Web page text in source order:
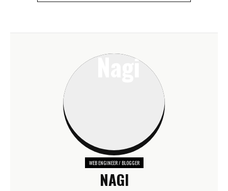
WEB ENGINEER / BLOGGER
NAGI